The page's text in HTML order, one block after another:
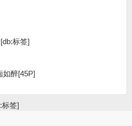
[db:标签]
如醉[45P]
标签]